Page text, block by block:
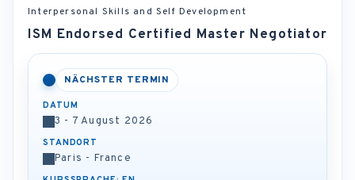
Interpersonal Skills and Self Development
ISM Endorsed Certified Master Negotiator
NÄCHSTER TERMIN
DATUM
3 - 7 August 2026
STANDORT
Paris - France